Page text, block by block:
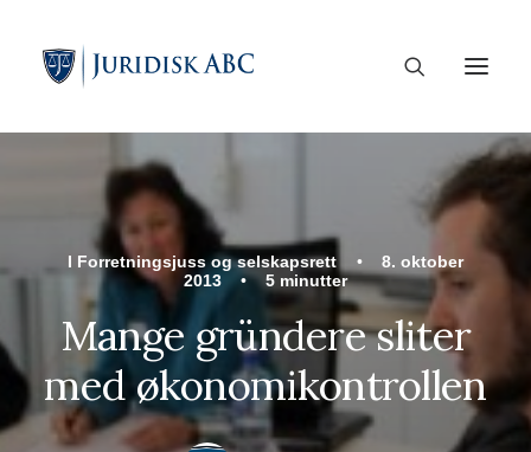
I Forretningsjuss og selskapsrett •
8. oktober
2013
• 5 minutter
Mange gründere sliter
med økonomikontrollen